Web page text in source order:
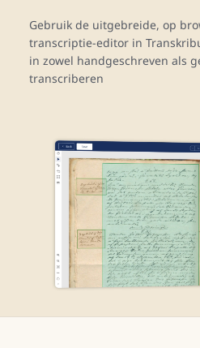
Begin met typen om te
Gebruik de uitgebreide, op
transcriptie-editor in
in zowel handgeschreven als
transcriberen